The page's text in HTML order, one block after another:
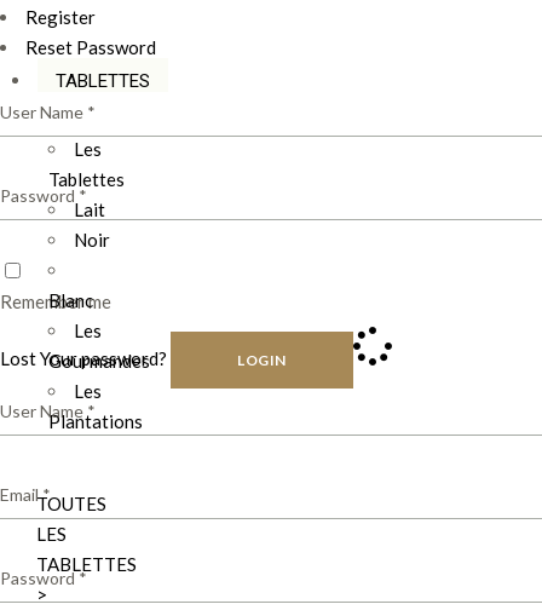
TABLETTES
Les
Tablettes
Lait
Noir
Blanc
Les
Gourmandes
Les
Plantations
TOUTES
LES
TABLETTES
>
Register
Reset Password
Remember me
Lost Your password? LOGIN